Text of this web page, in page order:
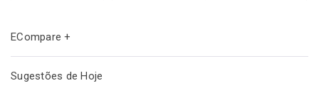
ECompare +
Sugestões de Hoje